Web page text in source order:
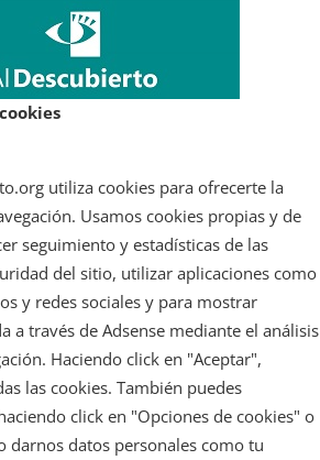
utiliza cookies para ofrecerte la
Usamos cookies propias y de
seguimiento y estadísticas de las
del sitio, utilizar aplicaciones como
y redes sociales y para mostrar
a través de Adsense mediante el análisis
Haciendo click en "Aceptar",
las cookies. También puedes
click en "Opciones de cookies" o
darnos datos personales como tu